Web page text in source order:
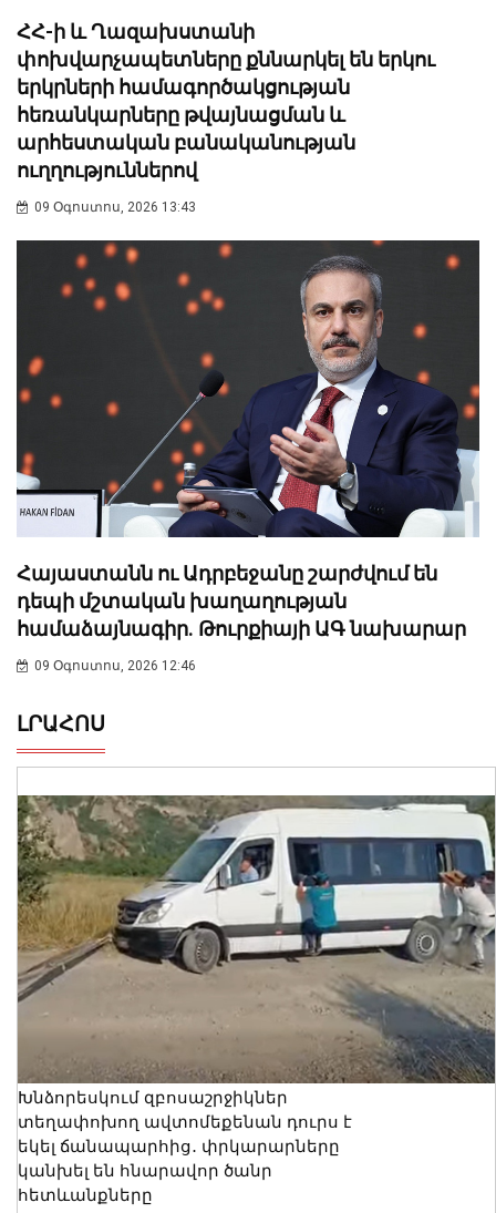
ՀՀ-ի և Ղազախստանի
փոխվարչապետները քննարկել են երկու
երկրների համագործակցության
հեռանկարները թվայնացման և
արհեստական բանականության
ուղղություններով
09 Օգոստոս, 2026 13:43
Հայաստանն ու Ադրբեջանը շարժվում են
դեպի մշտական խաղաղության
համաձայնագիր. Թուրքիայի ԱԳ նախարար
09 Օգոստոս, 2026 12:46
ԼՐԱՀՈՍ
Խնձորեսկում զբոսաշրջիկներ
տեղափոխող ավտոմեքենան դուրս է
եկել ճանապարհից․ փրկարարները
կանխել են հնարավոր ծանր
հետևանքները